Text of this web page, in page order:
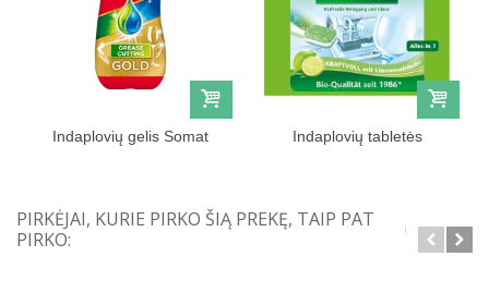
Indaplovių gelis Somat
Indaplovių tabletės
PIRKĖJAI, KURIE PIRKO ŠIĄ PREKĘ, TAIP PAT
PIRKO: